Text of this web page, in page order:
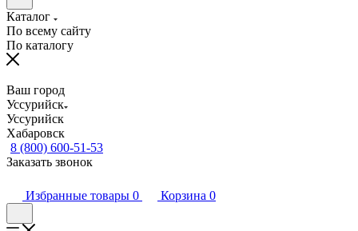
Каталог
По всему сайту
По каталогу
Ваш город
Уссурийск
Уссурийск
Хабаровск
8 (800) 600-51-53
Заказать звонок
Избранные товары 0 Корзина 0